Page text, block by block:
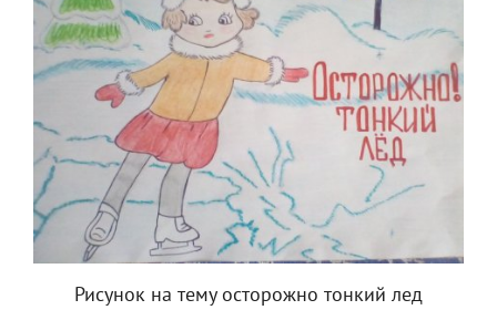
Рисунок на тему осторожно тонкий лед